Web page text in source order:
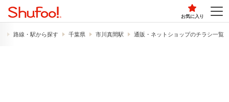
お気に入り
路線・駅から探す 千葉県 市川真間駅 通販・ネットショップのチラシ一覧